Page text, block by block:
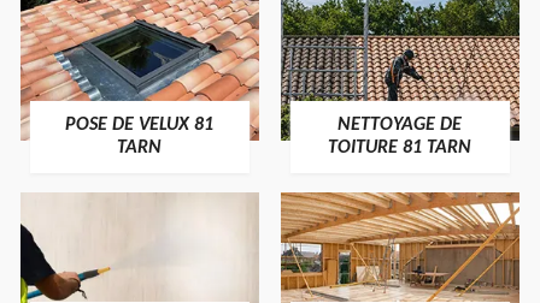
POSE DE VELUX 81
TARN
NETTOYAGE DE
TOITURE 81 TARN